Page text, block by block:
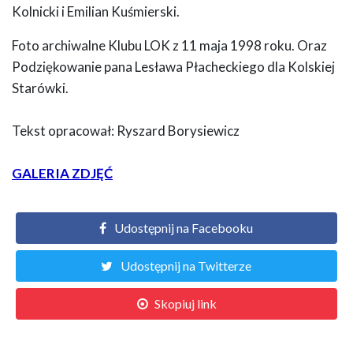
Kolnicki i Emilian Kuśmierski.
Foto archiwalne Klubu LOK z 11 maja 1998 roku. Oraz
Podziękowanie pana Lesława Płacheckiego dla Kolskiej
Starówki.
Tekst opracował: Ryszard Borysiewicz
GALERIA ZDJĘĆ
Udostępnij na Facebooku
Udostępnij na Twitterze
Skopiuj link